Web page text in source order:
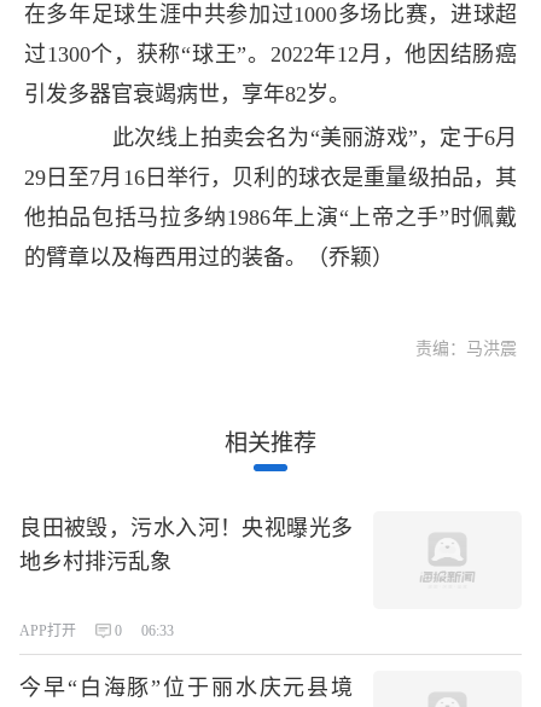
在多年足球生涯中共参加过1000多场比赛，进球超
过1300个，获称“球王”。2022年12月，他因结肠癌
引发多器官衰竭病世，享年82岁。
此次线上拍卖会名为“美丽游戏”，定于6月
29日至7月16日举行，贝利的球衣是重量级拍品，其
他拍品包括马拉多纳1986年上演“上帝之手”时佩戴
的臂章以及梅西用过的装备。（乔颖）
责编：马洪震
相关推荐
良田被毁，污水入河！央视曝光多
地乡村排污乱象
APP打开 0 06:33
今早“白海豚”位于丽水庆元县境